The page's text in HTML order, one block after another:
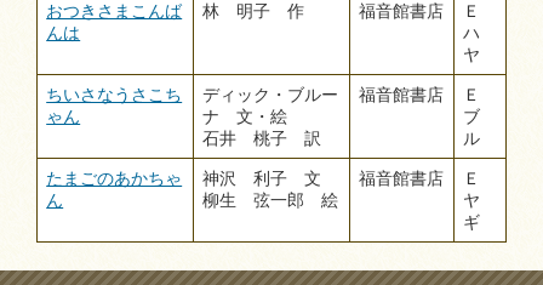
おつきさまこんば
んは
林 明子 作 福音館書店
Ｅ
ハ
ヤ
ちいさなうさこち
ゃん
ディック・ブルー
ナ 文・絵
石井 桃子 訳
福音館書店
Ｅ
ブ
ル
たまごのあかちゃ
ん
神沢 利子 文
柳生 弦一郎 絵
福音館書店
Ｅ
ヤ
ギ